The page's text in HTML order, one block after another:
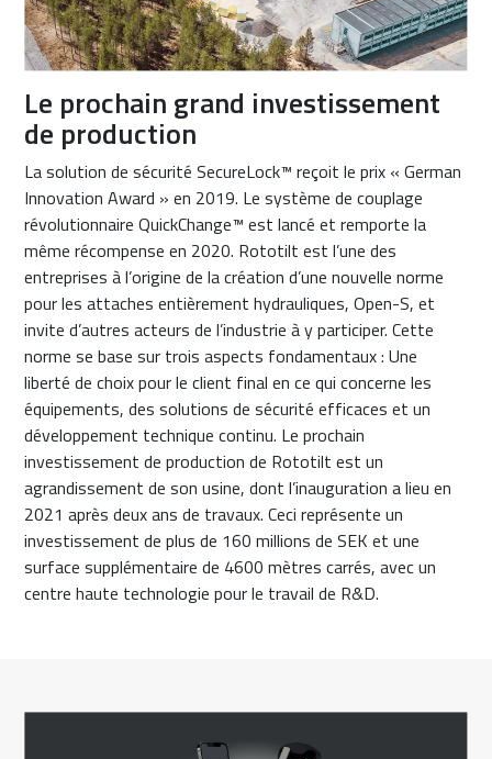
Le prochain grand investissement
de production
La solution de sécurité SecureLock™ reçoit le prix « German
Innovation Award » en 2019. Le système de couplage
révolutionnaire QuickChange™ est lancé et remporte la
même récompense en 2020. Rototilt est l’une des
entreprises à l’origine de la création d’une nouvelle norme
pour les attaches entièrement hydrauliques, Open-S, et
invite d’autres acteurs de l’industrie à y participer. Cette
norme se base sur trois aspects fondamentaux : Une
liberté de choix pour le client final en ce qui concerne les
équipements, des solutions de sécurité efficaces et un
développement technique continu. Le prochain
investissement de production de Rototilt est un
agrandissement de son usine, dont l’inauguration a lieu en
2021 après deux ans de travaux. Ceci représente un
investissement de plus de 160 millions de SEK et une
surface supplémentaire de 4600 mètres carrés, avec un
centre haute technologie pour le travail de R&D.